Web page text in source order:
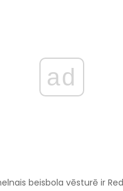
ad
beisbola vēsturē ir